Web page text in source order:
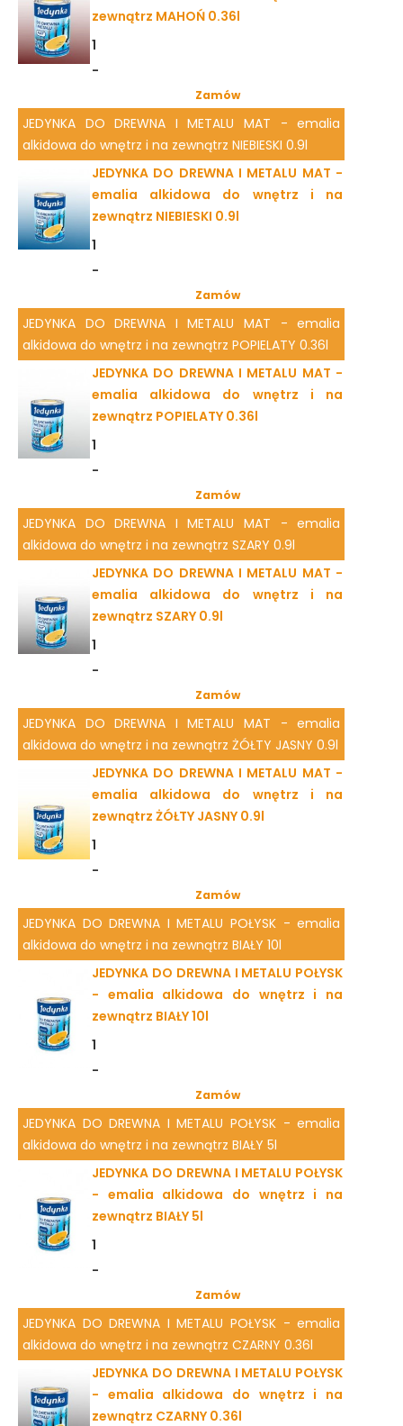
zewnątrz MAHOŃ 0.36l
1
-
Zamów
JEDYNKA DO DREWNA I METALU MAT - emalia
alkidowa do wnętrz i na zewnątrz NIEBIESKI 0.9l
JEDYNKA DO DREWNA I METALU MAT -
emalia alkidowa do wnętrz i na
zewnątrz NIEBIESKI 0.9l
1
-
Zamów
JEDYNKA DO DREWNA I METALU MAT - emalia
alkidowa do wnętrz i na zewnątrz POPIELATY 0.36l
JEDYNKA DO DREWNA I METALU MAT -
emalia alkidowa do wnętrz i na
zewnątrz POPIELATY 0.36l
1
-
Zamów
JEDYNKA DO DREWNA I METALU MAT - emalia
alkidowa do wnętrz i na zewnątrz SZARY 0.9l
JEDYNKA DO DREWNA I METALU MAT -
emalia alkidowa do wnętrz i na
zewnątrz SZARY 0.9l
1
-
Zamów
JEDYNKA DO DREWNA I METALU MAT - emalia
alkidowa do wnętrz i na zewnątrz ŻÓŁTY JASNY 0.9l
JEDYNKA DO DREWNA I METALU MAT -
emalia alkidowa do wnętrz i na
zewnątrz ŻÓŁTY JASNY 0.9l
1
-
Zamów
JEDYNKA DO DREWNA I METALU POŁYSK - emalia
alkidowa do wnętrz i na zewnątrz BIAŁY 10l
JEDYNKA DO DREWNA I METALU POŁYSK
- emalia alkidowa do wnętrz i na
zewnątrz BIAŁY 10l
1
-
Zamów
JEDYNKA DO DREWNA I METALU POŁYSK - emalia
alkidowa do wnętrz i na zewnątrz BIAŁY 5l
JEDYNKA DO DREWNA I METALU POŁYSK
- emalia alkidowa do wnętrz i na
zewnątrz BIAŁY 5l
1
-
Zamów
JEDYNKA DO DREWNA I METALU POŁYSK - emalia
alkidowa do wnętrz i na zewnątrz CZARNY 0.36l
JEDYNKA DO DREWNA I METALU POŁYSK
- emalia alkidowa do wnętrz i na
zewnątrz CZARNY 0.36l